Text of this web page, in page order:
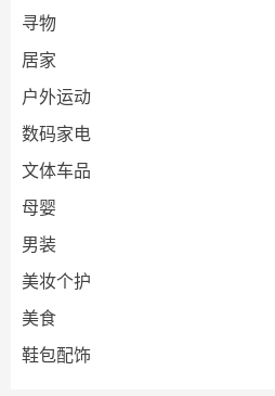
寻物
居家
户外运动
数码家电
文体车品
母婴
男装
美妆个护
美食
鞋包配饰